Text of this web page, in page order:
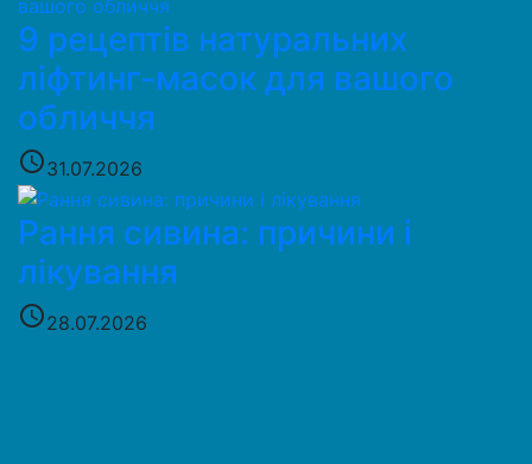
9 рецептів натуральних
ліфтинг-масок для вашого
обличчя
access_time31.07.2026
Рання сивина: причини і
лікування
access_time28.07.2026